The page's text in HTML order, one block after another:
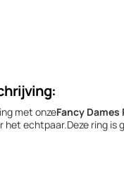
met onzeFancy Dames
het echtpaar.Deze ring is